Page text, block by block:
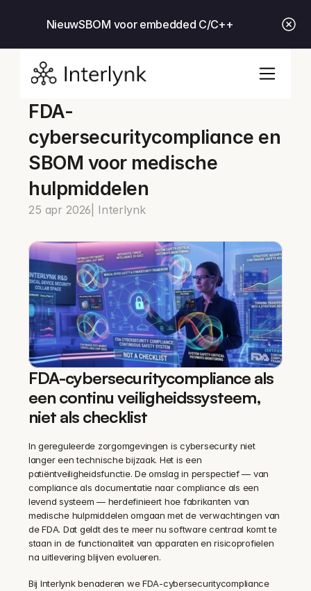
NieuwSBOM voor embedded C/C++
FDA-
cybersecuritycompliance en
SBOM voor medische
hulpmiddelen
25 apr 2026 | Interlynk
FDA-cybersecuritycompliance als
een continu veiligheidssysteem,
niet als checklist
In gereguleerde zorgomgevingen is cybersecurity niet
langer een technische bijzaak. Het is een
patiëntveiligheidsfunctie. De omslag in perspectief — van
compliance als documentatie naar compliance als een
levend systeem — herdefinieert hoe fabrikanten van
medische hulpmiddelen omgaan met de verwachtingen van
de FDA. Dat geldt des te meer nu software centraal komt te
staan in de functionaliteit van apparaten en risicoprofielen
na uitlevering blijven evolueren.
Bij Interlynk benaderen we FDA-cybersecuritycompliance